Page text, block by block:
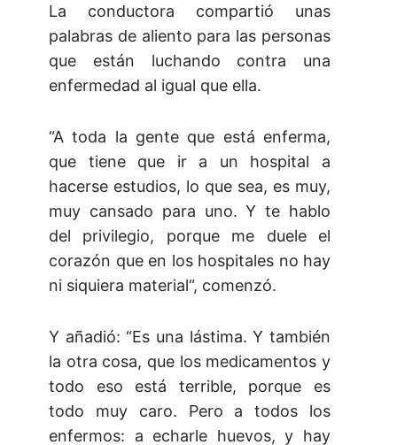
La conductora compartió unas
palabras de aliento para las personas
que están luchando contra una
enfermedad al igual que ella.
“A toda la gente que está enferma,
que tiene que ir a un hospital a
hacerse estudios, lo que sea, es muy,
muy cansado para uno. Y te hablo
del privilegio, porque me duele el
corazón que en los hospitales no hay
ni siquiera material“, comenzó.
Y añadió: “Es una lástima. Y también
la otra cosa, que los medicamentos y
todo eso está terrible, porque es
todo muy caro. Pero a todos los
enfermos: a echarle huevos, y hay